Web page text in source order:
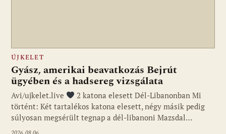
ÚJKELET
Gyász, amerikai beavatkozás Bejrút
ügyében és a hadsereg vizsgálata
Avi/ujkelet.live
2 katona elesett Dél-Libanonban Mi
történt: Két tartalékos katona elesett, négy másik pedig
súlyosan megsérült tegnap a dél-libanoni Mazsdal…